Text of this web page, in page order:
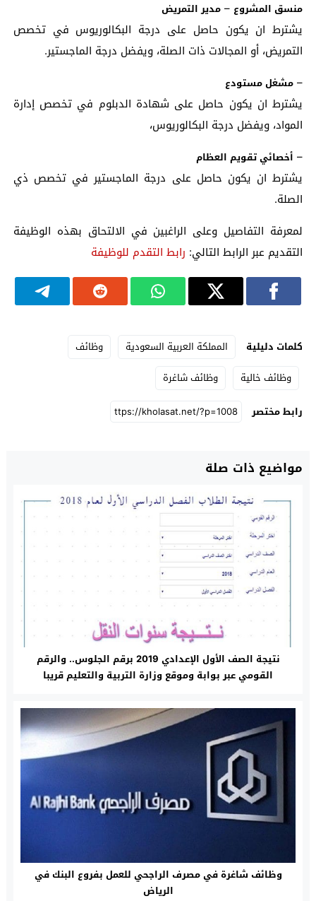
منسق المشروع– مدير التمريض
يشترط ان يكون حاصل على درجة البكالوريوس في تخصص
التمريض، أو المجالات ذات الصلة، ويفضل درجة الماجستير.
– مشغل مستودع
يشترط ان يكون حاصل على شهادة الدبلوم في تخصص إدارة
المواد، ويفضل درجة البكالوريوس،
– أخصائي تقويم العظام
يشترط ان يكون حاصل على درجة الماجستير في تخصص ذي
الصلة.
لمعرفة التفاصيل وعلى الراغبين في الالتحاق بهذه الوظيفة
التقديم عبر الرابط التالي: رابط التقدم للوظيفة
كلمات دليلية المملكة العربية السعودية
وظائف
وظائف خالية
وظائف شاغرة
رابط مختصر
مواضيع ذات صلة
نتيجة الصف الأول الإعدادي 2019 برقم الجلوس.. والرقم
القومي عبر بوابة وموقع وزارة التربية والتعليم قريبا
وظائف شاغرة في مصرف الراجحي للعمل بفروع البنك في
الرياض